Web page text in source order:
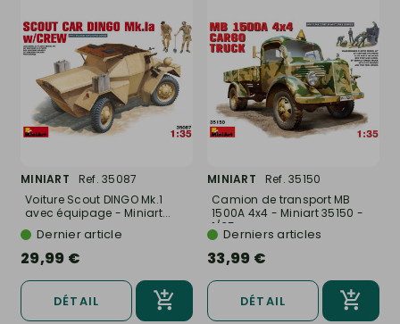
MINIART
Ref. 35087
Voiture Scout DINGO Mk.1
avec équipage - Miniart...
Dernier article
29,99 €
DÉTAIL
MINIART
Ref. 35150
Camion de transport MB
1500A 4x4 - Miniart 35150 -
1/35Derniers articles
33,99 €
DÉTAIL